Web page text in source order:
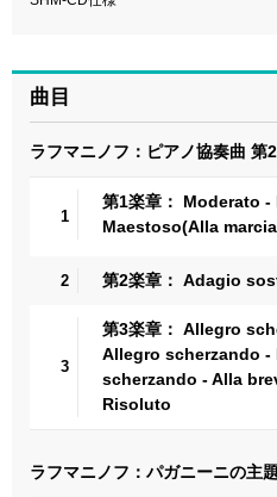
曲目
ラフマニノフ：ピアノ協奏曲 第
1
第1楽章： Moderato
Maestoso(Alla
2 第2楽章： Adagio
3
第3楽章： Allegro
Allegro scherzando -
scherzando - Alla
Risoluto
ラフマニノフ：パガニーニの主